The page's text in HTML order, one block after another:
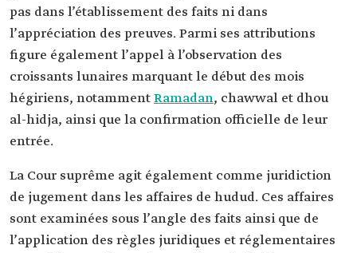
pas dans l’établissement des faits ni dans
l’appréciation des preuves. Parmi ses attributions
figure également l’appel à l’observation des
croissants lunaires marquant le début des mois
hégiriens, notammentRamadan, chawwal et dhou
al-hidja, ainsi que la confirmation officielle de leur
entrée.
La Cour suprême agit également comme juridiction
de jugement dans les affaires de hudud. Ces affaires
sont examinées sous l’angle des faits ainsi que de
l’application des règles juridiques et réglementaires